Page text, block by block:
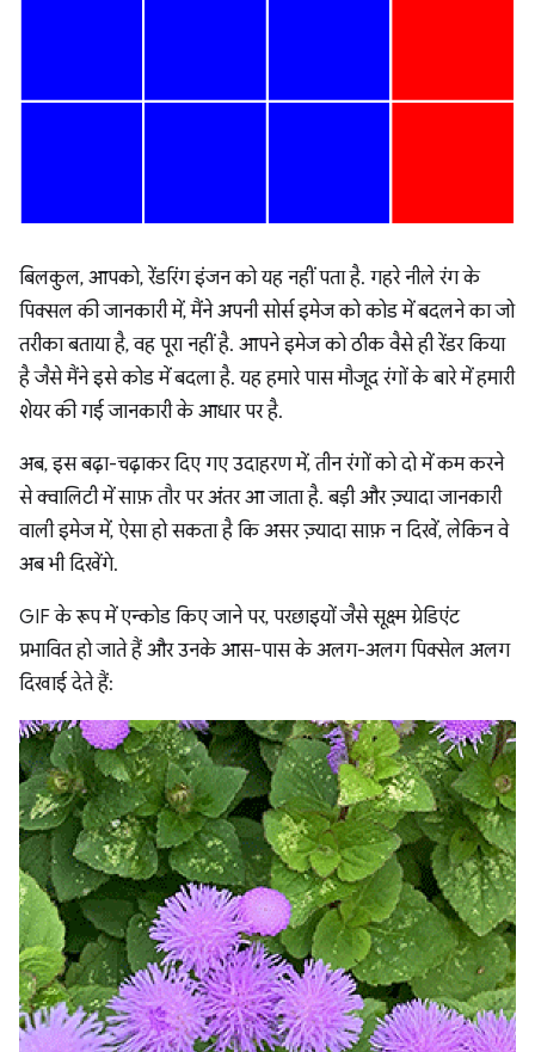
बिलकुल, आपको, रेंडरिंग इंजन को यह नहीं पता है. गहरे नीले रंग के
पिक्सल की जानकारी में, मैंने अपनी सोर्स इमेज को कोड में बदलने का जो
तरीका बताया है, वह पूरा नहीं है. आपने इमेज को ठीक वैसे ही रेंडर किया
है जैसे मैंने इसे कोड में बदला है. यह हमारे पास मौजूद रंगों के बारे में हमारी
शेयर की गई जानकारी के आधार पर है.
अब, इस बढ़ा-चढ़ाकर दिए गए उदाहरण में, तीन रंगों को दो में कम करने
से क्वालिटी में साफ़ तौर पर अंतर आ जाता है. बड़ी और ज़्यादा जानकारी
वाली इमेज में, ऐसा हो सकता है कि असर ज़्यादा साफ़ न दिखें, लेकिन वे
अब भी दिखेंगे.
GIF के रूप में एन्कोड किए जाने पर, परछाइयों जैसे सूक्ष्म ग्रेडिएंट
प्रभावित हो जाते हैं और उनके आस-पास के अलग-अलग पिक्सेल अलग
दिखाई देते हैं: